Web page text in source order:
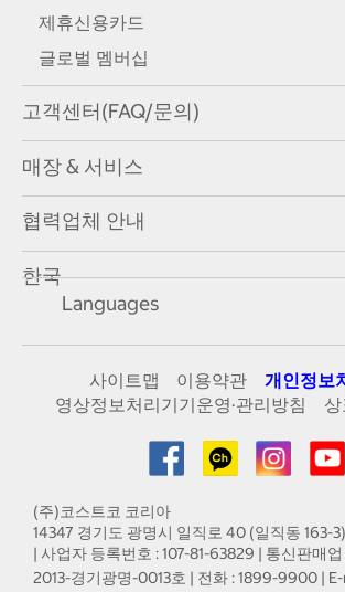
제휴신용카드
글로벌 멤버십
고객센터(FAQ/문의)
매장 & 서비스
협력업체 안내
한국
Languages
사이트맵 이용약관
개인정보
영상정보처리기기운영·관리방침
(주)코스트코 코리아
14347 경기도 광명시 일직로 40 (일직동 163-
| 사업자 등록번호 : 107-81-63829 | 통신판매
2013-경기광명-0013호 | 전화 : 1899-9900 |